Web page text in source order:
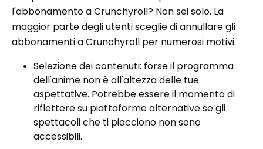
l'abbonamento a Crunchyroll? Non sei solo. La
maggior parte degli utenti sceglie di annullare gli
abbonamenti a Crunchyroll per numerosi motivi.
Selezione dei contenuti: forse il programma
dell'anime non è all'altezza delle tue
aspettative. Potrebbe essere il momento di
riflettere su piattaforme alternative se gli
spettacoli che ti piacciono non sono
accessibili.